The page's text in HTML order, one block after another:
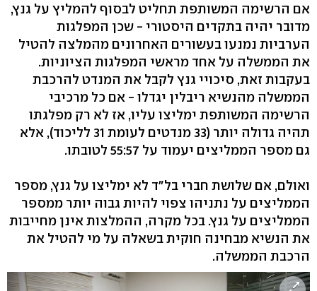
אם הרשימה המשותפת תחליט לבסוף להמליץ על גנץ,
מדובר יהיה בתקדים היסטורי - שכן המפלגות
הערביות נמנעו בעשורים האחרונים מהמלצה להטיל
את הממשלה על אחד מראשי המפלגות הציוניות.
בעקבות זאת, סיכויי גנץ לקבל את המנדט להרכבת
הממשלה מהנשיא ריבלין יגדלו - אם כל מרכיבי
הרשימה המשותפת ימליצו עליו, אז לא רק מפלגתו
תהיה גדולה יותר (33 מנדטים לעומת 31 לליכוד), אלא
גם מספר הממליצים יעמוד על 55:57 לטובתו.
ואולם, אם שלושת חברי בל"ד לא ימליצו על גנץ, מספר
הממליצים על נתניהו צפוי להיות גבוה יותר ממספר
הממליצים על גנץ. בכל מקרה, ההמלצות אינן מחייבות
את הנשיא מבחינה חוקית בשאלה על מי להטיל את
הרכבת הממשלה.